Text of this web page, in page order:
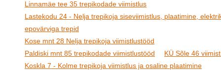
Linnamäe tee 35 trepikodade viimistlus
Lastekodu 24 - Nelja trepikoja siseviimistlus, plaatimine,
epovärviga trepid
Kose mnt 28 Nelja trepikoja viimistlustööd
Paldiski mnt 85 trepikodade viimistlustööd
KÜ Sõle 46
Koskla 7 - Kolme trepikoja viimistlus ja osaline plaatimine